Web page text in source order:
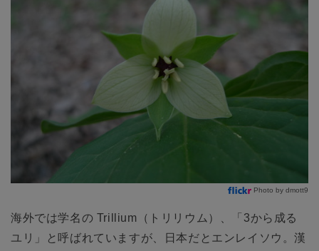
Photo by dmott9
海外では学名の Trillium（トリリウム）、「3から成る
ユリ」と呼ばれていますが、日本だとエンレイソウ。漢